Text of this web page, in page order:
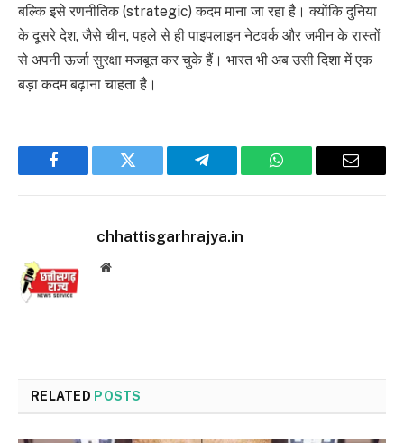
बल्कि इसे रणनीतिक (strategic) कदम माना जा रहा है। क्योंकि दुनिया
के दूसरे देश, जैसे चीन, पहले से ही पाइपलाइन नेटवर्क और जमीन के रास्तों
से अपनी ऊर्जा सुरक्षा मजबूत कर चुके हैं। भारत भी अब उसी दिशा में एक
बड़ा कदम बढ़ाना चाहता है।
Facebook Twitter Telegram WhatsApp Email
chhattisgarhrajya.in
Website
RELATED POSTS